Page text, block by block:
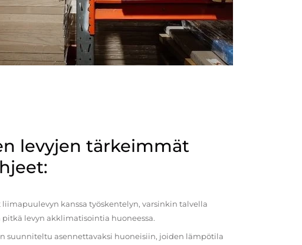
levyjen tärkeimmät
kanssa työskentelyn, varsinkin talvella
levyn akklimatisointia huoneessa.
suunniteltu asennettavaksi huoneisiin, joiden lämpötila